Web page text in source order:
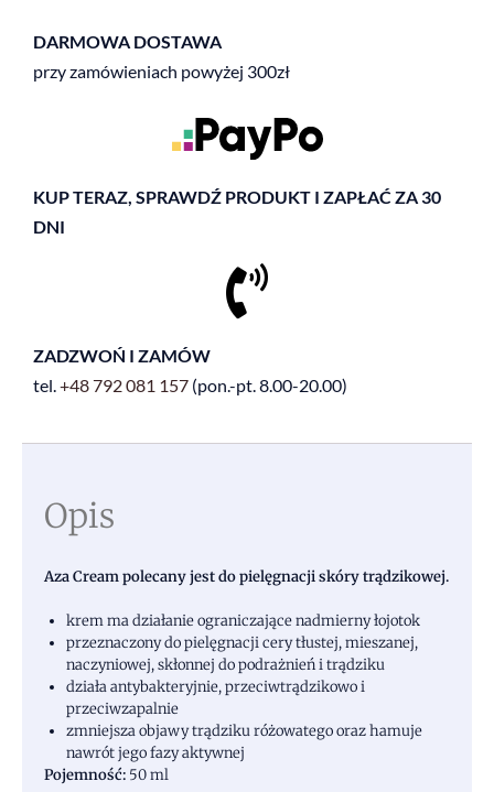
DARMOWA DOSTAWA
przy zamówieniach powyżej 300zł
KUP TERAZ, SPRAWDŹ PRODUKT I ZAPŁAĆ ZA 30
DNI
ZADZWOŃ I ZAMÓW
tel. +48792 081 157 (pon.-pt. 8.00-20.00)
Opis
Aza Cream polecany jest do pielęgnacji skóry trądzikowej.
krem ma działanie ograniczające nadmierny łojotok
przeznaczony do pielęgnacji cery tłustej, mieszanej,
naczyniowej, skłonnej do podrażnień i trądziku
działa antybakteryjnie, przeciwtrądzikowo i
przeciwzapalnie
zmniejsza objawy trądziku różowatego oraz hamuje
nawrót jego fazy aktywnej
Pojemność: 50 ml